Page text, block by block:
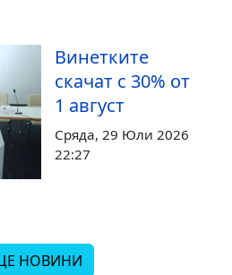
Винетките
скачат с 30% от
1 август
Сряда, 29 Юли 2026
22:27
НОВИНИ